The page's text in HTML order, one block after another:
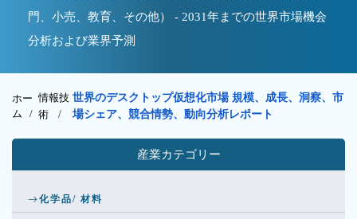
門、小売、教育、その他） - 2031年までの世界市場機会
分析および業界予測
ホー
ム /
情報技
術 /
世界のデスクトップ仮想化市場 規模、成長、洞察、市
場シェア、競合情勢、動向分析レポート
産業カテゴリー
化学品/ 材料